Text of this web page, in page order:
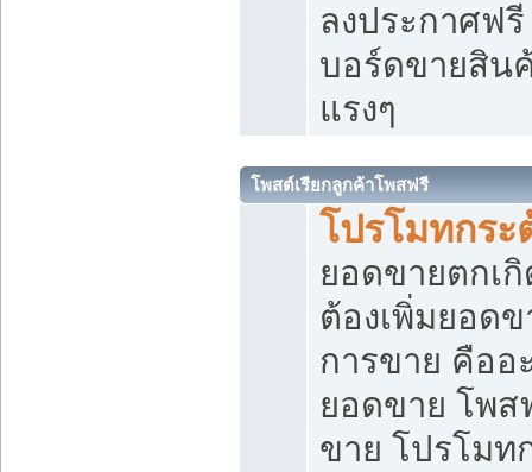
ลงประกาศฟรี
บอร์ดขายสิน
แรงๆ
โพสต์เรียกลูกค้าโพสฟรี
โปรโมทกร
ยอดขายตกเ
ต้องเพิ่มยอด
การขาย คืออ
ยอดขาย โพส
ขาย โปรโมท